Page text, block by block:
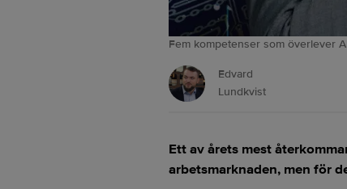
Fem kompetenser som överlever
Edvard
Lundkvist
Ett av årets mest
arbetsmarknaden, men för